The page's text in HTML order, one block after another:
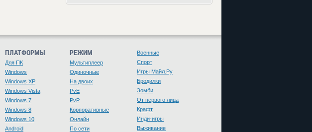
ПЛАТФОРМЫ
Для ПК
Windows
Windows XP
Windows Vista
Windows 7
Windows 8
Windows 10
Android
РЕЖИМ
Мультиплеер
Одиночные
На двоих
PvE
PvP
Корпоративные
Онлайн
По сети
Военные
Спорт
Игры Майл.Ру
Бродилки
Зомби
От первого лица
Крафт
Инди-игры
Выживание